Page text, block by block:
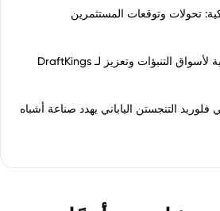
تحولات وتوقعات المستثمرين
التنجستن الياباني يهدد صناعة أشباه